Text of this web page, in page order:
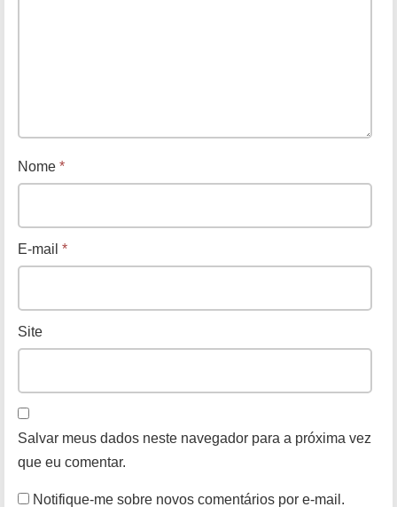
Nome *
E-mail *
Site
Salvar meus dados neste navegador para a próxima vez
que eu comentar.
Notifique-me sobre novos comentários por e-mail.